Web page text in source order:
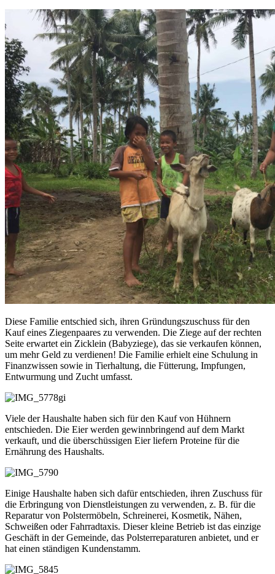
Diese Familie entschied sich, ihren Gründungszuschuss für den
Kauf eines Ziegenpaares zu verwenden. Die Ziege auf der rechten
Seite erwartet ein Zicklein (Babyziege), das sie verkaufen können,
um mehr Geld zu verdienen! Die Familie erhielt eine Schulung in
Finanzwissen sowie in Tierhaltung, die Fütterung, Impfungen,
Entwurmung und Zucht umfasst.
gi
Viele der Haushalte haben sich für den Kauf von Hühnern
entschieden. Die Eier werden gewinnbringend auf dem Markt
verkauft, und die überschüssigen Eier liefern Proteine für die
Ernährung des Haushalts.
Einige Haushalte haben sich dafür entschieden, ihren Zuschuss für
die Erbringung von Dienstleistungen zu verwenden, z. B. für die
Reparatur von Polstermöbeln, Schreinerei, Kosmetik, Nähen,
Schweißen oder Fahrradtaxis. Dieser kleine Betrieb ist das einzige
Geschäft in der Gemeinde, das Polsterreparaturen anbietet, und er
hat einen ständigen Kundenstamm.